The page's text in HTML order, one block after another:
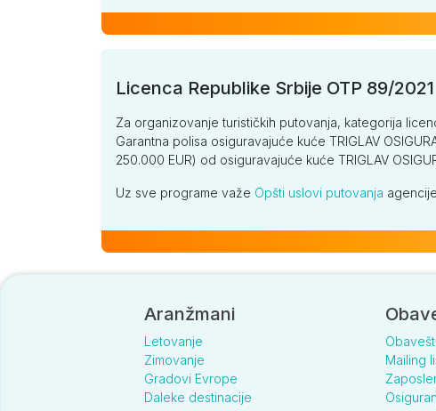
Licenca Republike Srbije OTP 89/2021
Za organizovanje turističkih putovanja, kategorija
Garantna polisa osiguravajuće kuće TRIGLAV
250.000 EUR) od osiguravajuće kuće TRIGLAV
Uz sve programe važe Opšti uslovi putovanja
Aranžmani
Letovanje
Zimovanje
Gradovi Evrope
Daleke destinacije
Mailing